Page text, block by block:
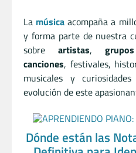
La música acompaña a
y forma parte de nuestra
sobre artistas,
canciones, festivales,
musicales y
evolución de este
Dónde están las